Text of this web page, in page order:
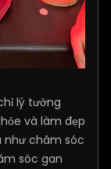
lý tưởng
và làm đẹp
như chăm sóc
sóc gan